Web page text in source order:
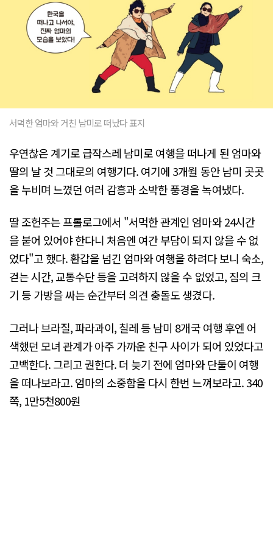
서먹한 엄마와 거친 남미로 떠났다 표지
우연찮은 계기로 급작스레 남미로 여행을 떠나게 된 엄마와
딸의 날 것 그대로의 여행기다. 여기에 3개월 동안 남미 곳곳
을 누비며 느꼈던 여러 감흥과 소박한 풍경을 녹여냈다.
딸 조헌주는 프롤로그에서 "서먹한 관계인 엄마와 24시간
을 붙어 있어야 한다니 처음엔 여간 부담이 되지 않을 수 없
었다"고 했다. 환갑을 넘긴 엄마와 여행을 하려다 보니 숙소,
걷는 시간, 교통수단 등을 고려하지 않을 수 없었고, 짐의 크
기 등 가방을 싸는 순간부터 의견 충돌도 생겼다.
그러나 브라질, 파라과이, 칠레 등 남미 8개국 여행 후엔 어
색했던 모녀 관계가 아주 가까운 친구 사이가 되어 있었다고
고백한다. 그리고 권한다. 더 늦기 전에 엄마와 단둘이 여행
을 떠나보라고. 엄마의 소중함을 다시 한번 느껴보라고. 340
쪽, 1만5천800원